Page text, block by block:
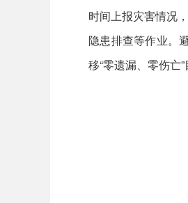
时间上报灾害情况
隐患排查等作业。
移“零遗漏、零伤亡